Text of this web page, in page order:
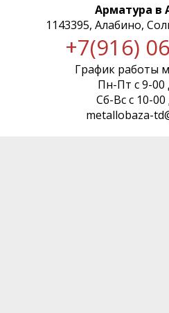
Арматура в
1143395, Алабино,
+7(916)
График работы
Пн-Пт с 9-00
Сб-Вс с 10-
metallobaza-